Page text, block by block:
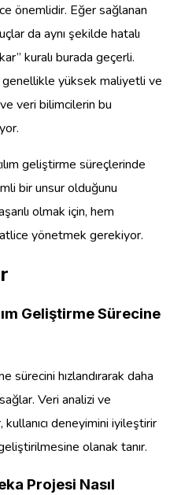
önemlidir. Eğer sağlanan
da aynı şekilde hatalı
kuralı burada geçerli.
genellikle yüksek maliyetli ve
veri bilimcilerin bu
geliştirme süreçlerinde
bir unsur olduğunu
olmak için, hem
yönetmek gerekiyor.
Geliştirme Sürecine
sürecini hızlandırarak daha
Veri analizi ve
kullanıcı deneyimini iyileştirir
olanak tanır.
Projesi Nasıl